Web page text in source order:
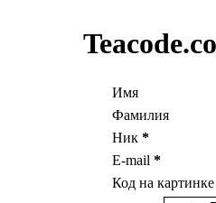
Имя
Фамилия
Ник *
E-mail *
Код на